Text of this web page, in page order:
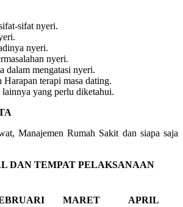
sifat nyeri.
nyeri.
nyeri.
dalam mengatasi nyeri.
Harapan terapi masa dating.
yang perlu diketahui.
Manajemen Rumah Sakit dan siapa saja
DAN TEMPAT PELAKSANAAN
MARET
APRIL